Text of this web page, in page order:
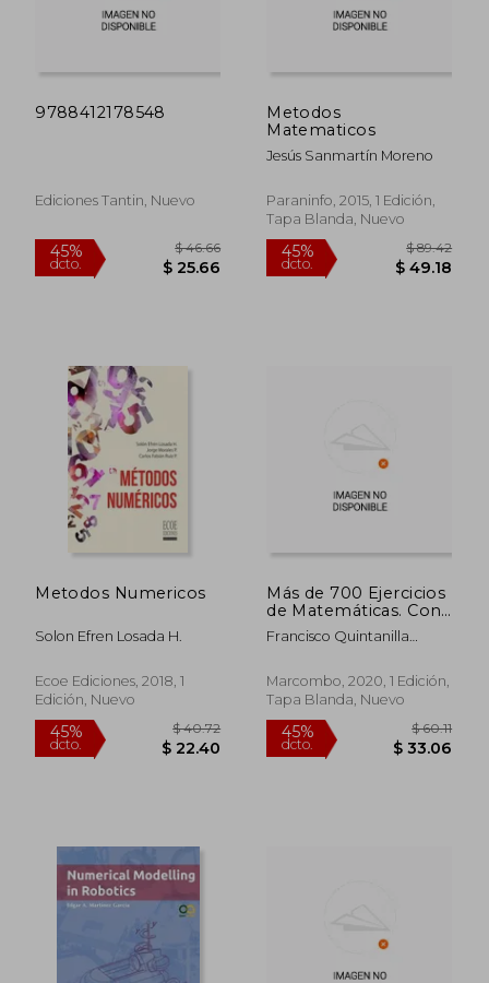
9788412178548
Ediciones Tantin, Nuevo
45%
dcto.
Metodos
Matematicos
Jesús Sanmartín Moreno
Paraninfo, 2015, 1 Edición,
Tapa Blanda, Nuevo
Metodos Numericos
Solon Efren Losada H.
Ecoe Ediciones, 2018, 1
Edición, Nuevo
45%
Más de 700 Ejercicios
de Matemáticas. Con
Solucionario
Francisco Quintanilla
Marcombo, 2020, 1 Edición,
Tapa Blanda, Nuevo
45%